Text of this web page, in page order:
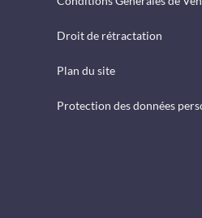
Droit de rétractation
Plan du site
Protection des données